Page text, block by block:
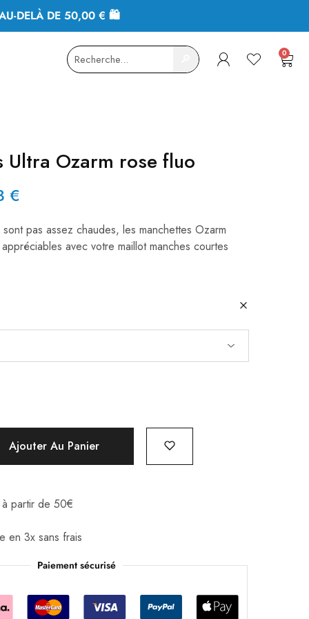
AU-DELÀ DE 50,00 € 🛍
0
Ultra Ozarm rose fluo
€
pas assez chaudes, les manchettes Ozarm
avec votre maillot manches courtes
Ajouter Au Panier
à partir de 50€
en 3x sans frais
Paiement sécurisé